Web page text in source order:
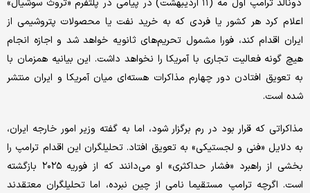
اعلام کرد هر کشور یا فردی که به خرید نفت یا محصولات پتروشیمی از
ایران اقدام کند، فورا مشمول تحریم‌های ثانویه خواهد شد و اجازه انجام
هیچ گونه فعالیت تجاری با آمریکا را نخواهد داشت. این بیانیه همزمان با
به تعویق افتادن دور چهارم مذاکرات هسته‌‌ای میان آمریکا و ایران منتشر
شده است.
مذاکراتی که قرار بود در رم برگزار شود، اما به گفته وزیر امور خارجه ایران،
به دلایل «فنی و لجستیکی» به تعویق افتاد. تحلیلگران این اقدام ترامپ را
بخشی از راهبرد «فشار حداکثری» او می‌‌دانند که از فوریه ۲۰۲۵ بازگشته
است. اگرچه ترامپ مستقیما نامی از چین نبرده، اما تحلیلگران معتقدند